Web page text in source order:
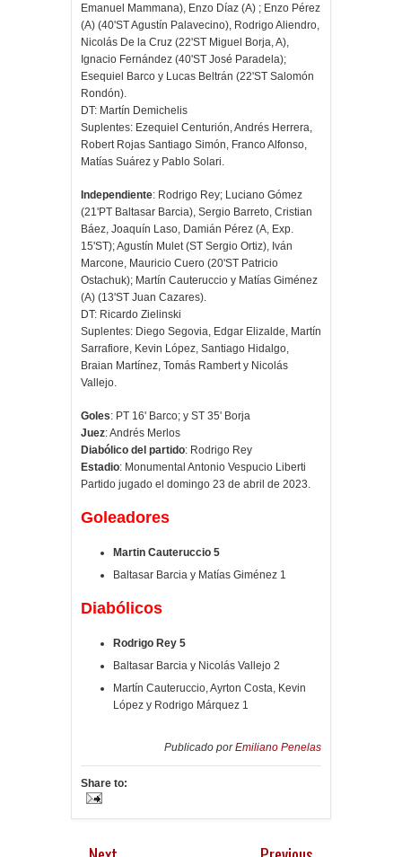
Emanuel Mammana), Enzo Díaz (A) ; Enzo Pérez
(A) (40'ST Agustín Palavecino), Rodrigo Aliendro,
Nicolás De la Cruz (22'ST Miguel Borja, A),
Ignacio Fernández (40'ST José Paradela);
Esequiel Barco y Lucas Beltrán (22'ST Salomón
Rondón).
DT: Martín Demichelis
Suplentes: Ezequiel Centurión, Andrés Herrera,
Robert Rojas Santiago Simón, Franco Alfonso,
Matías Suárez y Pablo Solari.
Independiente: Rodrigo Rey; Luciano Gómez
(21'PT Baltasar Barcia), Sergio Barreto, Cristian
Báez, Joaquín Laso, Damián Pérez (A, Exp.
15'ST); Agustín Mulet (ST Sergio Ortiz), Iván
Marcone, Mauricio Cuero (20'ST Patricio
Ostachuk); Martín Cauteruccio y Matías Giménez
(A) (13'ST Juan Cazares).
DT: Ricardo Zielinski
Suplentes: Diego Segovia, Edgar Elizalde, Martín
Sarrafiore, Kevin López, Santiago Hidalgo,
Braian Martínez, Tomás Rambert y Nicolás
Vallejo.
Goles: PT 16' Barco; y ST 35' Borja
Juez: Andrés Merlos
Diabólico del partido: Rodrigo Rey
Estadio: Monumental Antonio Vespucio Liberti
Partido jugado el domingo 23 de abril de 2023.
Goleadores
Martin Cauteruccio 5
Baltasar Barcia y Matías Giménez 1
Diabólicos
Rodrigo Rey 5
Baltasar Barcia y Nicolás Vallejo 2
Martín Cauteruccio, Ayrton Costa, Kevin
López y Rodrigo Márquez 1
Publicado porEmiliano Penelas
Share to: